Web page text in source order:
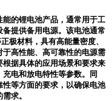
的锂电池产品，通常用于工
提供备用电源。该电池通常
极材料，具有高能量密度、
高性能、高可靠性的电源需
据具体的应用场景和要求来
电和放电特性等参数。同
等方面的要求，以确保电池
求。